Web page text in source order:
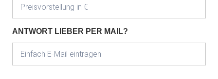
ANTWORT LIEBER PER MAIL?